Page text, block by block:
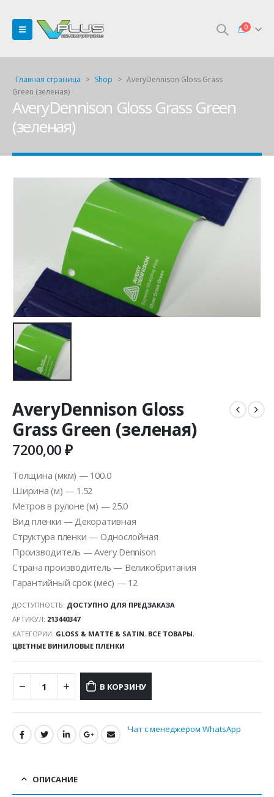
0
Главная страница > Shop > AveryDennison Gloss Grass
Green (зеленая)
AveryDennison Gloss Grass Green
(зеленая)
AveryDennison Gloss
Grass Green (зеленая)
7200,00₽
Толщина (мкм) — 100.0
Ширина (м) — 1.52
Метров в рулоне (м) — 25.0
Вид пленки — Декоративная
Структура пленки — Однослойная
Производитель — Avery Dennison
Страна производитель — Великобритания
Гарантийный срок (мес) — 12
ДОСТУПНОСТЬ: ДОСТУПНО ДЛЯ ПРЕДЗАКАЗА
АРТИКУЛ: 213440347
КАТЕГОРИИ: GLOSS & MATTE & SATIN, ВСЕ ТОВАРЫ,
ЦВЕТНЫЕ ВИНИЛОВЫЕ ПЛЕНКИ
В КОРЗИНУ
Чат с менеджером WhatsApp
ОПИСАНИЕ